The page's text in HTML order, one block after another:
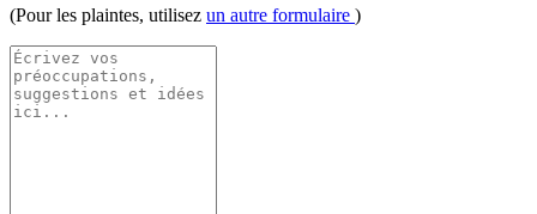
(Pour les plaintes, utilisez un autre formulaire )